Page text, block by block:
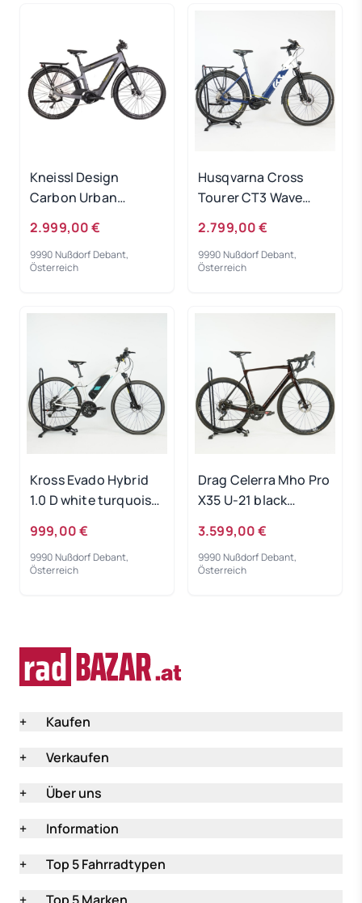
Kneissl Design
Carbon Urban
Black/Gold 2022 - RH
48 cm
2.999,00 €
9990 Nußdorf Debant,
Österreich
Husqvarna Cross
Tourer CT3 Wave
50 cm Testrad
2.799,00 €
9990 Nußdorf Debant,
Österreich
Kross Evado Hybrid
1.0 D white turquoise
999,00 €
9990 Nußdorf Debant,
Österreich
Drag Celerra Mho Pro
X35 U-21 black
Gebrauchtrad
3.599,00 €
9990 Nußdorf Debant,
Österreich
+
Kaufen
+
Verkaufen
+
Über uns
+
Information
+
Top 5 Fahrradtypen